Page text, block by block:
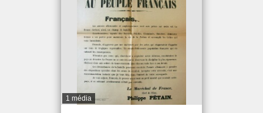
1 média